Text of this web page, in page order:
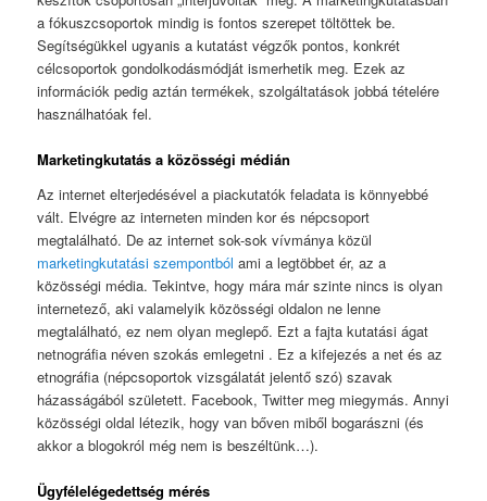
a fókuszcsoportok mindig is fontos szerepet töltöttek be.
Segítségükkel ugyanis a kutatást végzők pontos, konkrét
célcsoportok gondolkodásmódját ismerhetik meg. Ezek az
információk pedig aztán termékek, szolgáltatások jobbá tételére
használhatóak fel.
Marketingkutatás a közösségi médián
Az internet elterjedésével a piackutatók feladata is könnyebbé
vált. Elvégre az interneten minden kor és népcsoport
megtalálható. De az internet sok-sok vívmánya közül
marketingkutatási szempontból ami a legtöbbet ér, az a
közösségi média. Tekintve, hogy mára már szinte nincs is olyan
internetező, aki valamelyik közösségi oldalon ne lenne
megtalálható, ez nem olyan meglepő. Ezt a fajta kutatási ágat
netnográfia néven szokás emlegetni . Ez a kifejezés a net és az
etnográfia (népcsoportok vizsgálatát jelentő szó) szavak
házasságából született. Facebook, Twitter meg miegymás. Annyi
közösségi oldal létezik, hogy van bőven miből bogarászni (és
akkor a blogokról még nem is beszéltünk…).
Ügyfélelégedettség mérés